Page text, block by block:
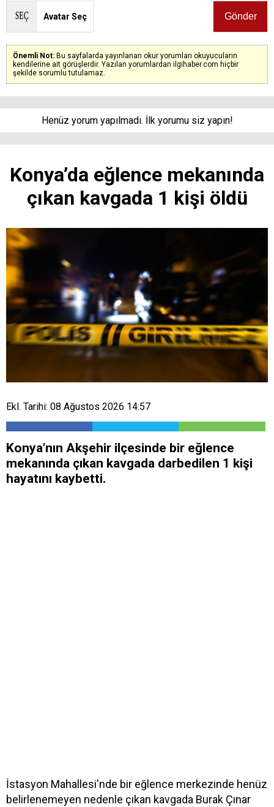
Avatar Seç
Önemli Not: Bu sayfalarda yayınlanan okur yorumları okuyucuların
kendilerine ait görüşlerdir. Yazılan yorumlardan ilgihaber.com hiçbir
şekilde sorumlu tutulamaz.
Henüz yorum yapılmadı. İlk yorumu siz yapın!
Konya’da eğlence mekanında
çıkan kavgada 1 kişi öldü
Ekl. Tarihi: 08 Ağustos 2026 14:57
Konya'nın Akşehir ilçesinde bir eğlence
mekanında çıkan kavgada darbedilen 1 kişi
hayatını kaybetti.
İstasyon Mahallesi'nde bir eğlence merkezinde henüz
belirlenemeyen nedenle çıkan kavgada Burak Çınar